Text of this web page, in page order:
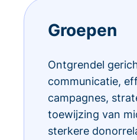
Groepen
Ontgrendel
communicatie,
campagnes,
toewijzing van
sterkere